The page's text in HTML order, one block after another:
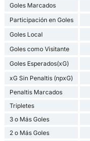
Goles Marcados
Participación en Goles
Goles Local
Goles como Visitante
Goles Esperados(xG)
xG Sin Penaltis (npxG)
Penaltis Marcados
Tripletes
3 o Más Goles
2 o Más Goles